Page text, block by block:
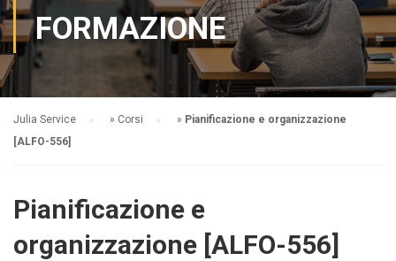
FORMAZIONE
Julia Service » Corsi » Pianificazione e organizzazione
[ALFO-556]
Pianificazione e
organizzazione [ALFO-556]